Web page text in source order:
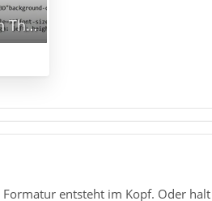
Fehlerhafte Darstellung in Thunderbird-2.jpg
Formatur entsteht im Kopf. Oder